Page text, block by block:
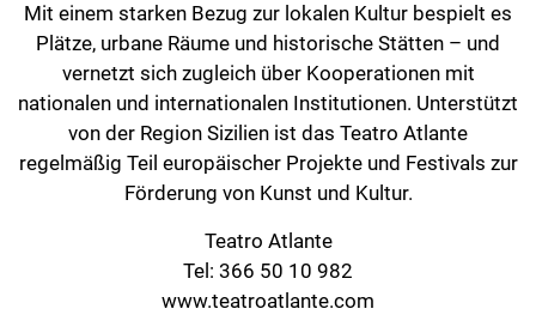
Mit einem starken Bezug zur lokalen Kultur bespielt es
Plätze, urbane Räume und historische Stätten – und
vernetzt sich zugleich über Kooperationen mit
nationalen und internationalen Institutionen. Unterstützt
von der Region Sizilien ist das Teatro Atlante
regelmäßig Teil europäischer Projekte und Festivals zur
Förderung von Kunst und Kultur.
Teatro Atlante
Tel: 366 50 10 982
www.teatroatlante.com